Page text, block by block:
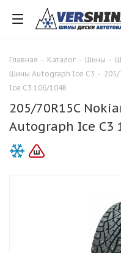
Главная - Каталог - Шины -
Шины Autograph Ice C3 -
Ice C3 106/104R
205/70R15C
Autograph Ice C3